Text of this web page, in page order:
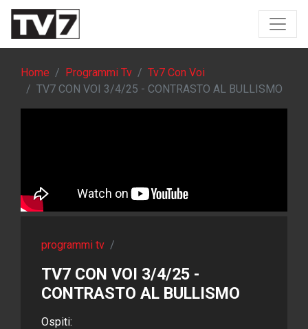
Home Programmi Tv
Tv7 Con Voi
TV7 CON VOI 3/4/25 - CONTRASTO AL BULLISMO
programmi tv /
TV7 CON VOI 3/4/25 -
CONTRASTO AL BULLISMO
Ospiti: